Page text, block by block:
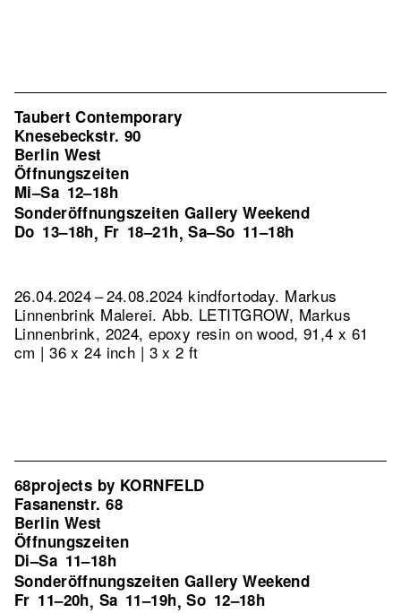
Taubert Contemporary
Knesebeckstr. 90
Berlin West
Öffnungszeiten
Mi–Sa 12–18h
Sonderöffnungszeiten Gallery Weekend
Do 13–18h, Fr 18–21h,Sa–So 11–18h
26.04.2024 – 24.08.2024 kindfortoday. Markus
Linnenbrink Malerei. Abb. LETITGROW, Markus
Linnenbrink, 2024, epoxy resin on wood, 91,4 x 61
cm | 36 x 24 inch | 3 x 2 ft
68projects by KORNFELD
Fasanenstr. 68
Berlin West
Öffnungszeiten
Di–Sa 11–18h
Sonderöffnungszeiten Gallery Weekend
Fr 11–20h, Sa 11–19h,So 12–18h